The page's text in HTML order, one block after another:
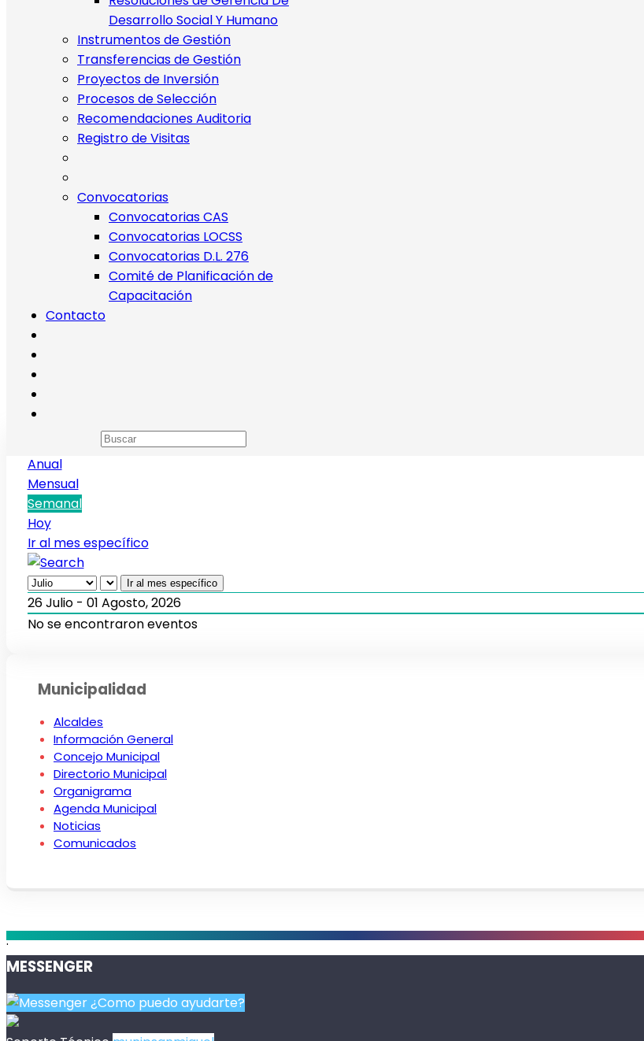
Desarrollo Social Y Humano
Instrumentos de Gestión
Transferencias de Gestión
Proyectos de Inversión
Procesos de Selección
Recomendaciones Auditoria
Registro de Visitas
Convocatorias
Convocatorias CAS
Convocatorias LOCSS
Convocatorias D.L. 276
Comité de Planificación de
Capacitación
Contacto
Calendario de eventos
Anual
Mensual
Semanal
Hoy
Ir al mes específico
Ir al mes específico
26 Julio - 01 Agosto, 2026
No se encontraron eventos
Municipalidad
Alcaldes
Información General
Concejo Municipal
Directorio Municipal
Organigrama
Agenda Municipal
Noticias
Comunicados
.
MESSENGER
¿Como puedo ayudarte?